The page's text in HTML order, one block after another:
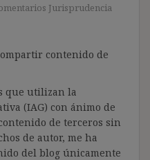
Jurisprudencia
contenido de
que utilizan la
(IAG) con ánimo de
de terceros sin
de autor, me ha
del blog únicamente